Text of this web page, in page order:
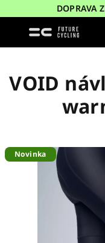
na
DOPRAVA
VOID
Novinka